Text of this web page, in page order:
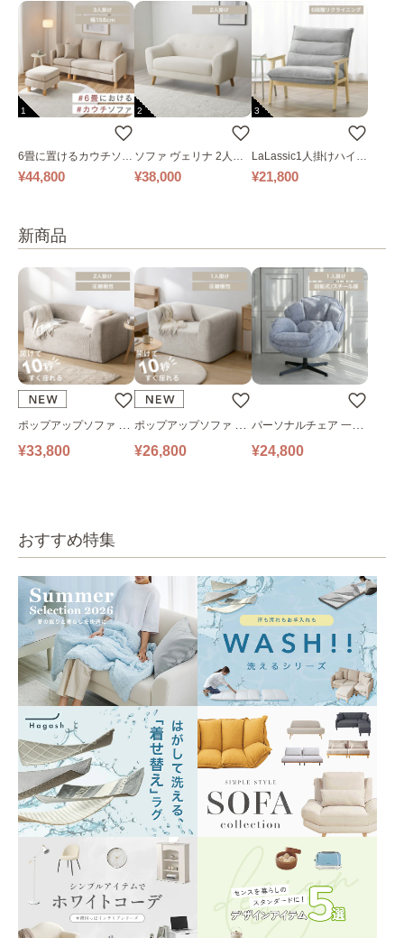
1
6畳に置けるカウチソフ
ァ｜ベージュ
¥44,800
2
ソファ ヴェリナ 2人掛
け
¥38,000
3
LaLassic1人掛けハイバ
ックソファ ワイド
¥21,800
新商品
ポップアップソファ ソ
ファ フロアソファ 幅14
¥33,800
ポップアップソファ ソ
ファ フロアソファ 幅10
¥26,800
パーソナルチェア 一人
掛けソファ O’HANA ソ
¥24,800
おすすめ特集